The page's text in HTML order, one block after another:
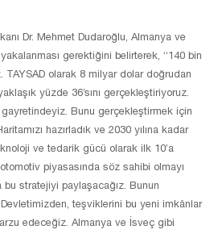
Dr. Mehmet Dudaroğlu, Almanya ve
gerektiğini belirterek, “140 bin
TAYSAD olarak 8 milyar dolar doğrudan
yüzde 36’sını gerçekleştiriyoruz.
Bunu gerçekleştirmek için
hazırladık ve 2030 yılına kadar
ve tedarik gücü olarak ilk 10’a
piyasasında söz sahibi olmayı
bu stratejiyi paylaşacağız. Bunun
teşviklerini bu yeni imkânlar
edeceğiz. Almanya ve İsveç gibi